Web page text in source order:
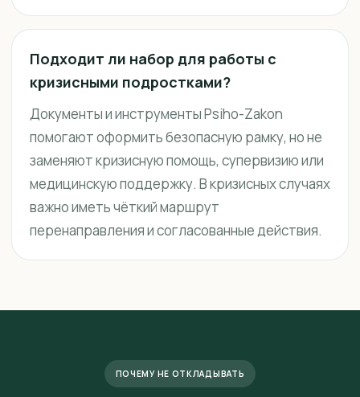
Подходит ли набор для работы с
кризисными подростками?
Документы и инструменты Psiho-Zakon
помогают оформить безопасную рамку, но не
заменяют кризисную помощь, супервизию или
медицинскую поддержку. В кризисных случаях
важно иметь чёткий маршрут
перенаправления и согласованные действия.
ПОЧЕМУ НЕ ОТКЛАДЫВАТЬ